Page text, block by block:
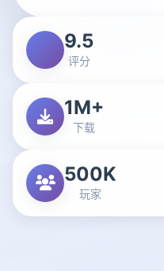
9.5
评分
1M+
下载
500K
玩家